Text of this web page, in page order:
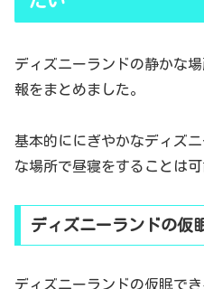
ディズニーランドの静かな
報をまとめました。
基本的ににぎやかなディズ
な場所で昼寝をすることは可
ディズニーランドの仮
ディズニーランドの仮眠で